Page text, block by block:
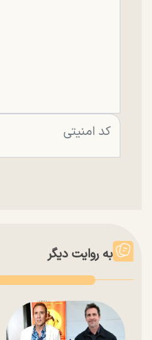
به روایت دیگر